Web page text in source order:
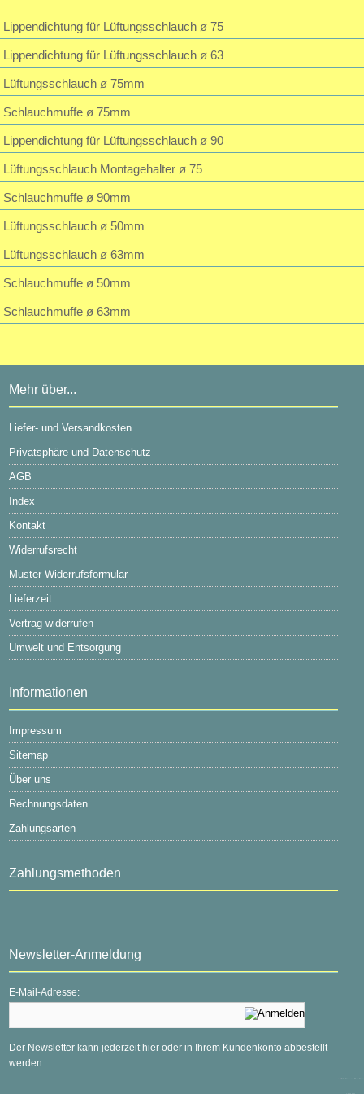
inkl. 19 % MwSt. zzgl.
Gute Beratung schnelle lieferung freundlicher >Service
Lippendichtung für Lüftungsschlauch ø 75
Lippendichtung für Lüftungsschlauch ø 63
Lüftungsschlauch ø 75mm
Schlauchmuffe ø 75mm
Lippendichtung für Lüftungsschlauch ø 90
Lüftungsschlauch Montagehalter ø 75
Schlauchmuffe ø 90mm
Lüftungsschlauch ø 50mm
Lüftungsschlauch ø 63mm
Schlauchmuffe ø 50mm
Schlauchmuffe ø 63mm
Mehr über...
Liefer- und Versandkosten
Privatsphäre und Datenschutz
AGB
Index
Kontakt
Widerrufsrecht
Muster-Widerrufsformular
Lieferzeit
Vertrag widerrufen
Umwelt und Entsorgung
Informationen
Impressum
Sitemap
Über uns
Rechnungsdaten
Zahlungsarten
Zahlungsmethoden
Newsletter-Anmeldung
E-Mail-Adresse:
Der Newsletter kann jederzeit hier oder in Ihrem Kundenkonto abbestellt
werden.